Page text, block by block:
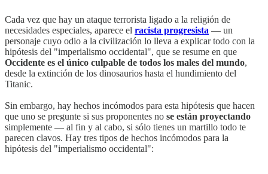
Cada vez que hay un ataque terrorista ligado a la religión de
necesidades especiales, aparece el racista progresista — un
personaje cuyo odio a la civilización lo lleva a explicar todo con la
hipótesis del "imperialismo occidental", que se resume en que
Occidente es el único culpable de todos los males del mundo,
desde la extinción de los dinosaurios hasta el hundimiento del
Titanic.
Sin embargo, hay hechos incómodos para esta hipótesis que hacen
que uno se pregunte si sus proponentes no se están proyectando
simplemente — al fin y al cabo, si sólo tienes un martillo todo te
parecen clavos. Hay tres tipos de hechos incómodos para la
hipótesis del "imperialismo occidental":